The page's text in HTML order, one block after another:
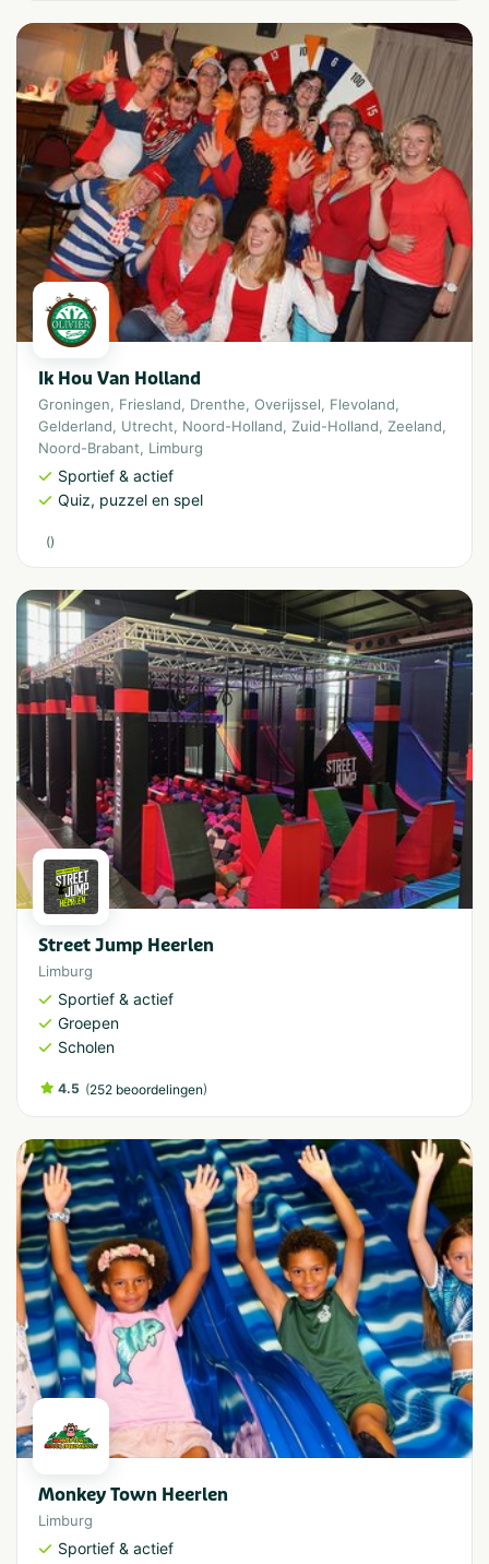
Ik Hou Van Holland
Groningen, Friesland, Drenthe, Overijssel, Flevoland,
Gelderland, Utrecht, Noord-Holland, Zuid-Holland, Zeeland,
Noord-Brabant, Limburg
Sportief & actief
Quiz, puzzel en spel
()
Street Jump Heerlen
Limburg
Sportief & actief
Groepen
Scholen
4.5 (252 beoordelingen)
Monkey Town Heerlen
Limburg
Sportief & actief